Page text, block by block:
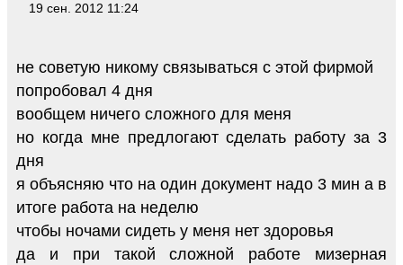
19 сен. 2012 11:24
не советую никому связываться с этой фирмой
попробовал 4 дня
вообщем ничего сложного для меня
но когда мне предлогают сделать работу за 3
дня
я объясняю что на один документ надо 3 мин а в
итоге работа на неделю
чтобы ночами сидеть у меня нет здоровья
да и при такой сложной работе мизерная